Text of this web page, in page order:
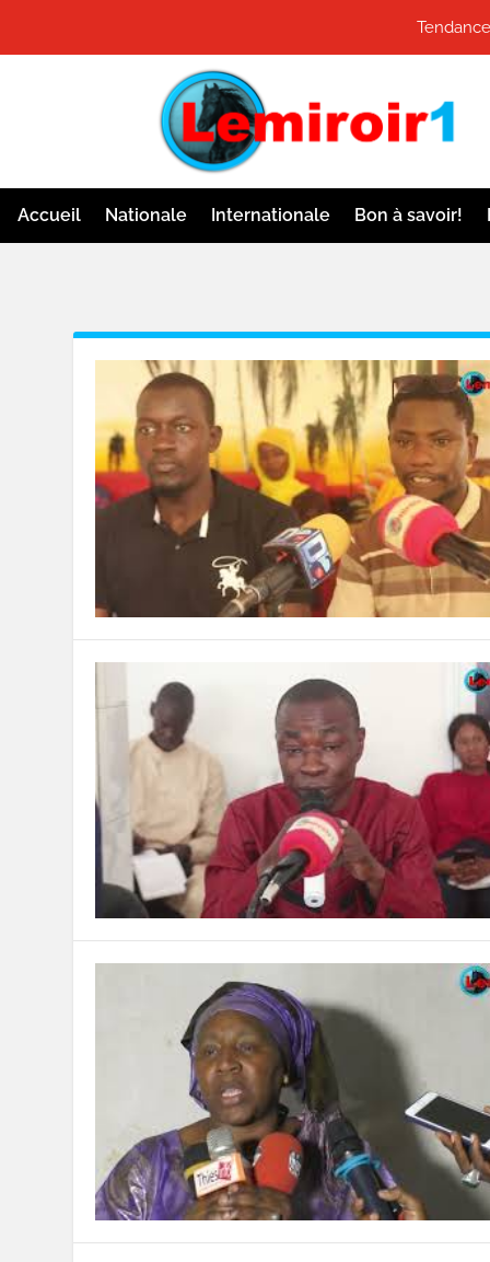
Accueil Nationale Internationale Bon à savoir!